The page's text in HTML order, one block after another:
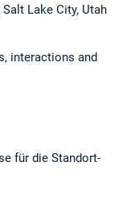
Lake City, Utah
interactions and
für die Standort-